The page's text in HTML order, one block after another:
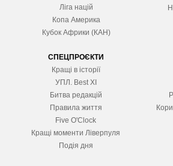
Ліга націй
Копа Америка
Кубок Африки (КАН)
СПЕЦПРОЄКТИ
Кращі в історії
УПЛ. Best XІ
Битва редакцій
Правила життя
Five O'Clock
Кращі моменти Ліверпуля
Подія дня